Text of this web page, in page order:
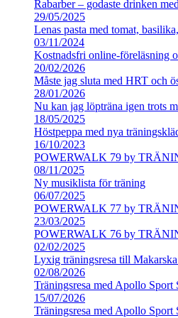
Rabarber – godaste drinken
29/05/2025
Lenas pasta med tomat,
03/11/2024
Kostnadsfri online-föreläsning
20/02/2026
Måste jag sluta med HRT och
28/01/2026
Nu kan jag löpträna igen trots
18/05/2025
Höstpeppa med nya
16/10/2023
POWERWALK 79 by
08/11/2025
Ny musiklista för träning
06/07/2025
POWERWALK 77 by
23/03/2025
POWERWALK 76 by
02/02/2025
Lyxig träningsresa till
02/08/2026
Träningsresa med Apollo
15/07/2026
Träningsresa med Apollo